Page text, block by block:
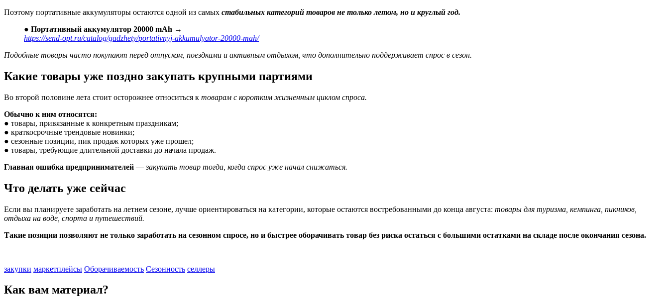
Поэтому портативные аккумуляторы остаются одной из самых стабильных категорий товаров не только летом, но и круглый год.
● Портативный аккумулятор 20000 mAh →
https://send-opt.ru/catalog/gadzhety/portativnyj-akkumulyator-20000-mah/
Подобные товары часто покупают перед отпуском, поездками и активным отдыхом, что дополнительно поддерживает спрос в сезон.
Какие товары уже поздно закупать крупными партиями
Во второй половине лета стоит осторожнее относиться к товарам с коротким жизненным циклом спроса.
Обычно к ним относятся:
● товары, привязанные к конкретным праздникам;
● краткосрочные трендовые новинки;
● сезонные позиции, пик продаж которых уже прошел;
● товары, требующие длительной доставки до начала продаж.
Главная ошибка предпринимателей —закупать товар тогда, когда спрос уже начал снижаться.
Что делать уже сейчас
Если вы планируете заработать на летнем сезоне, лучше ориентироваться на категории, которые остаются востребованными до конца августа: товары для туризма, кемпинга, пикников,
отдыха на воде, спорта и путешествий.
Такие позиции позволяют не только заработать на сезонном спросе, но и быстрее оборачивать товар без риска остаться с большими остатками на складе после окончания сезона.
закупки маркетплейсы Оборачиваемость Сезонность селлеры
Как вам материал?